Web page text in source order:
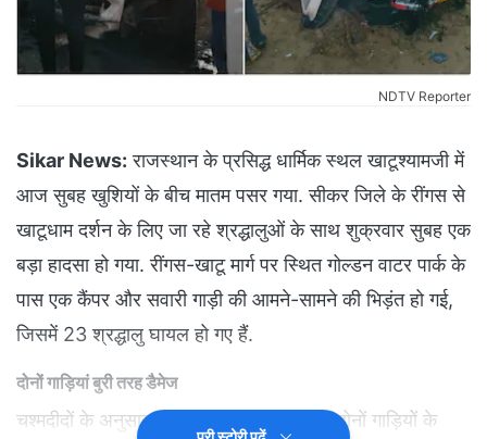
NDTV Reporter
Sikar News: राजस्थान के प्रसिद्ध धार्मिक स्थल खाटूश्यामजी में
आज सुबह खुशियों के बीच मातम पसर गया. सीकर जिले के रींगस से
खाटूधाम दर्शन के लिए जा रहे श्रद्धालुओं के साथ शुक्रवार सुबह एक
बड़ा हादसा हो गया. रींगस-खाटू मार्ग पर स्थित गोल्डन वाटर पार्क के
पास एक कैंपर और सवारी गाड़ी की आमने-सामने की भिड़ंत हो गई,
जिसमें 23 श्रद्धालु घायल हो गए हैं.
दोनों गाड़ियां बुरी तरह डैमेज
चश्मदीदों के अनुसार, हादसा इतना भीषण था कि दोनों गाड़ियों के